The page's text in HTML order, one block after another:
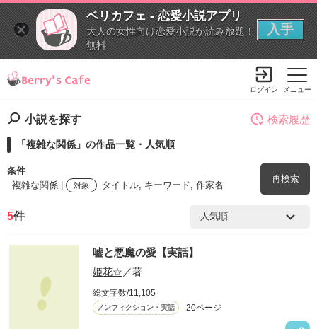
ベリカフェ - 恋愛小説アプリ
大人の女性向け恋愛小説が読み放題！
無料
入手
メニュー
ログイン
小説を探す
「複雑な関係」の作品一覧・人気順
条件
複雑な関係 |
対象 タイトル, キーワード, 作家名
再検索
検索ワード
検索履歴
5件
嘘と悪魔の愛【実話】
姫花☆ ／著
総文字数/11,105
ノンフィクション・実話 20ページ